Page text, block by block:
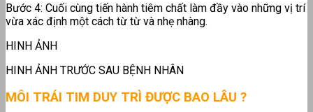
Bước 4: Cuối cùng tiến hành tiêm chất làm đầy vào những vị trí
vừa xác định một cách từ từ và nhẹ nhàng.
HINH ẢNH
HINH ẢNH TRƯỚC SAU BỆNH NHÂN
MÔI TRÁI TIM DUY TRÌ ĐƯỢC BAO LÂU ?